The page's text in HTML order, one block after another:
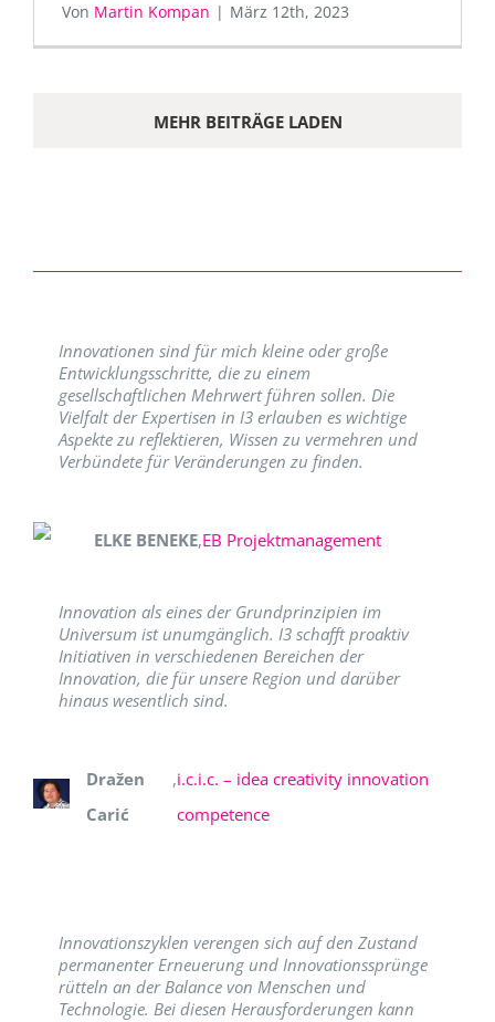
Von Martin Kompan | März 12th, 2023
MEHR BEITRÄGE LADEN
Innovationen sind für mich kleine oder große
Entwicklungsschritte, die zu einem
gesellschaftlichen Mehrwert führen sollen. Die
Vielfalt der Expertisen in I3 erlauben es wichtige
Aspekte zu reflektieren, Wissen zu vermehren und
Verbündete für Veränderungen zu finden.
ELKE BENEKE,EB Projektmanagement
Innovation als eines der Grundprinzipien im
Universum ist unumgänglich. I3 schafft proaktiv
Initiativen in verschiedenen Bereichen der
Innovation, die für unsere Region und darüber
hinaus wesentlich sind.
Dražen
Carić
,i.c.i.c. – idea creativity innovation
competence
Innovationszyklen verengen sich auf den Zustand
permanenter Erneuerung und Innovationssprünge
rütteln an der Balance von Menschen und
Technologie. Bei diesen Herausforderungen kann